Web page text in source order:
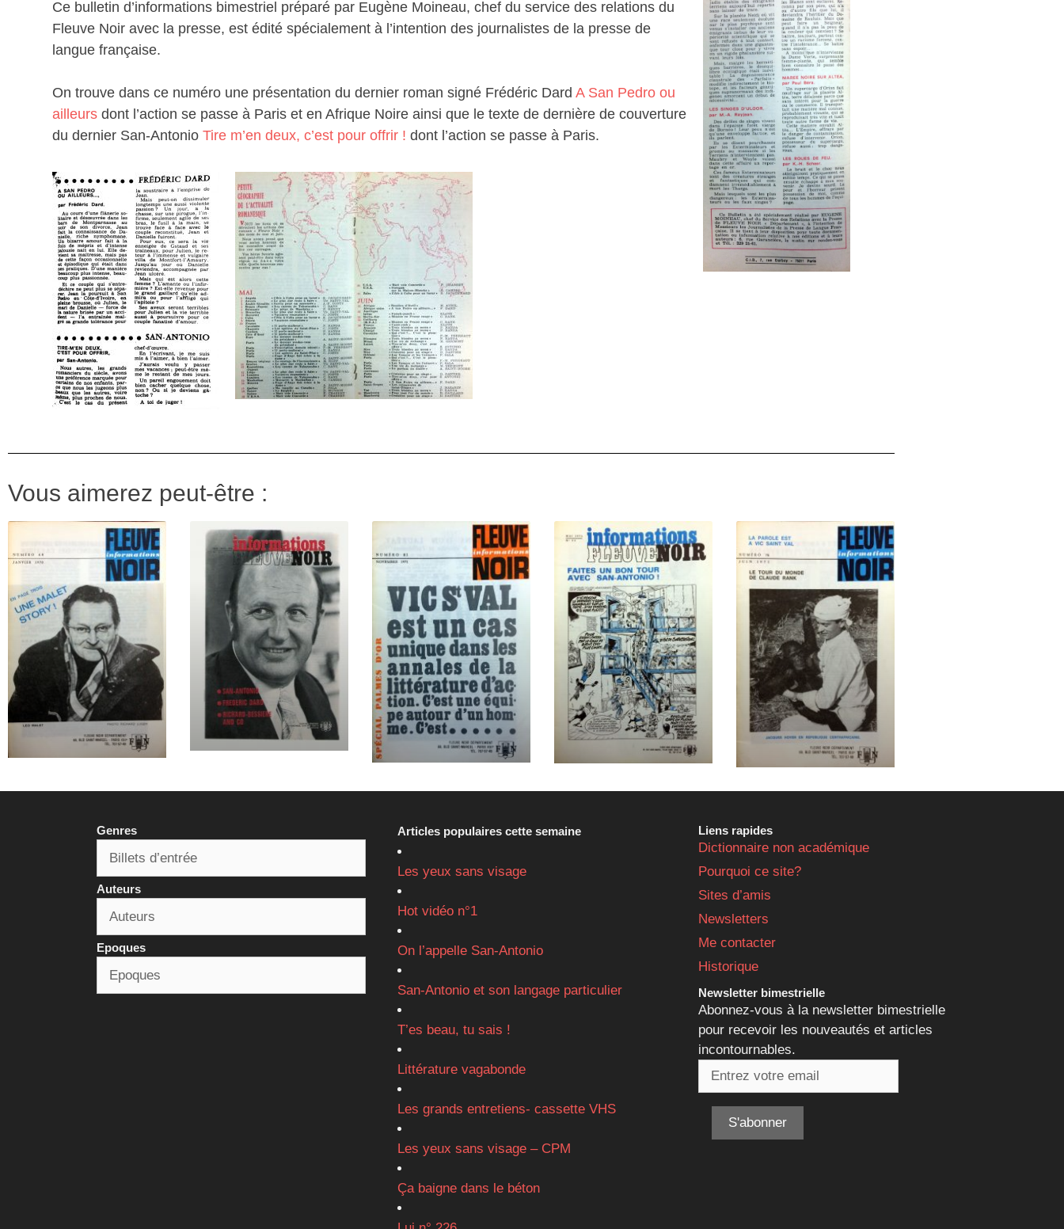
Ce bulletin d’informations bimestriel préparé par Eugène Moineau, chef du service des relations du
Fleuve Noir avec la presse, est édité spécialement à l’intention des journalistes de la presse de
langue française.
On trouve dans ce numéro une présentation du dernier roman signé Frédéric Dard A San Pedro ou
ailleurs dont l’action se passe à Paris et en Afrique Noire ainsi que le texte de dernière de couverture
du dernier San-Antonio Tire m’en deux, c’est pour offrir ! dont l’action se passe à Paris.
Vous aimerez peut-être :
Genres
Auteurs
Epoques
Articles populaires cette semaine
Les yeux sans visage
Hot vidéo n°1
On l’appelle San-Antonio
San-Antonio et son langage particulier
T’es beau, tu sais !
Littérature vagabonde
Les grands entretiens- cassette VHS
Les yeux sans visage – CPM
Ça baigne dans le béton
Liens rapides
Dictionnaire non académique
Pourquoi ce site?
Sites d’amis
Newsletters
Me contacter
Historique
Newsletter bimestrielle
Abonnez-vous à la newsletter bimestrielle
pour recevoir les nouveautés et articles
incontournables.